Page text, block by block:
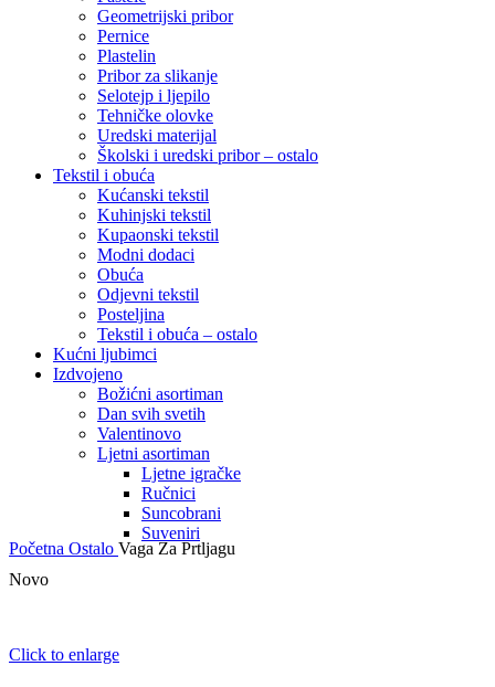
Geometrijski pribor
Pernice
Plastelin
Pribor za slikanje
Selotejp i ljepilo
Tehničke olovke
Uredski materijal
Školski i uredski pribor – ostalo
Tekstil i obuća
Kućanski tekstil
Kuhinjski tekstil
Kupaonski tekstil
Modni dodaci
Obuća
Odjevni tekstil
Posteljina
Tekstil i obuća – ostalo
Kućni ljubimci
Izdvojeno
Božićni asortiman
Dan svih svetih
Valentinovo
Ljetni asortiman
Ljetne igračke
Ručnici
Suncobrani
Suveniri
Početna Ostalo Vaga Za Prtljagu
Novo
Click to enlarge